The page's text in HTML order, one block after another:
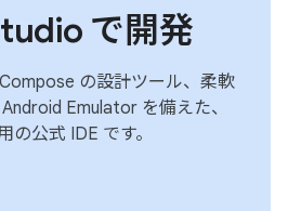
で開発
の設計ツール、柔軟
Emulator を備えた、
公式 IDE です。